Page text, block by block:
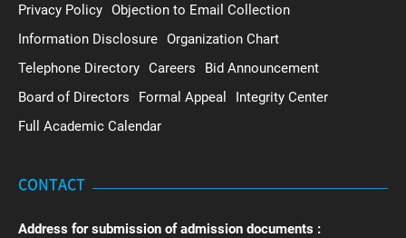
Privacy Policy Objection to Email Collection
Information Disclosure Organization Chart
Telephone Directory Careers
Bid Announcement
Board of Directors
Formal Appeal
Integrity Center
Full Academic Calendar
CONTACT
Address for submission of admission documents :